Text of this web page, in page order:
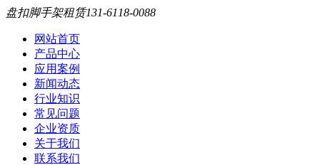
盘扣脚手架租赁131-6118-0088
网站首页
产品中心
应用案例
新闻动态
行业知识
常见问题
企业资质
关于我们
联系我们